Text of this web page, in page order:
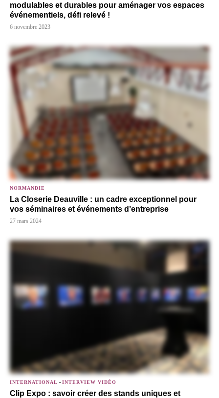
modulables et durables pour aménager vos espaces
événementiels, défi relevé !
6 novembre 2023
NORMANDIE
La Closerie Deauville : un cadre exceptionnel pour
vos séminaires et événements d’entreprise
27 mars 2024
INTERNATIONAL - INTERVIEW VIDÉO
Clip Expo : savoir créer des stands uniques et